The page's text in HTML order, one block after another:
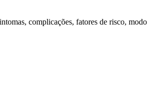
complicações, fatores de risco,